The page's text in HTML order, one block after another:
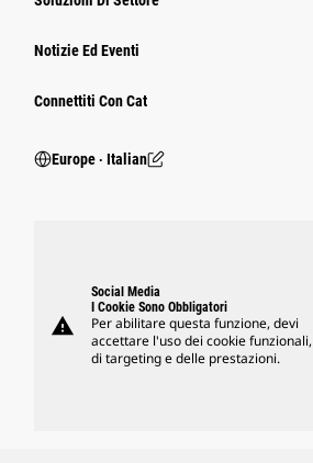
Notizie Ed Eventi
Connettiti Con Cat
Europe ‧ Italian
warning
Social Media
I Cookie Sono Obbligatori
Per abilitare questa funzione, devi
accettare l'uso dei cookie funzionali,
di targeting e delle prestazioni.